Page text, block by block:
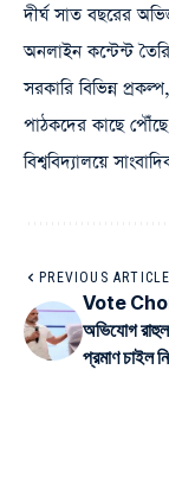
দীর্ঘ সাত বছরের
অনলাইন কন্টেন্ট
সরকারি বিভিন্ন
পাঠকদের কাছে
বিশ্ববিদ্যালয়ে
PREVIOUS ARTICLE
Vote
অভিযোগ রাহুল
প্রমাণ চাইল